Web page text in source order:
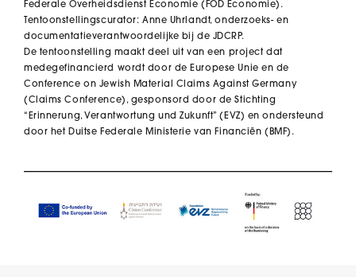
Federale Overheidsdienst Economie (FOD Economie).
Tentoonstellingscurator: Anne Uhrlandt, onderzoeks- en
documentatieverantwoordelijke bij de JDCRP.
De tentoonstelling maakt deel uit van een project dat
medegefinancierd wordt door de Europese Unie en de
Conference on Jewish Material Claims Against Germany
(Claims Conference), gesponsord door de Stichting
“Erinnerung, Verantwortung und Zukunft” (EVZ) en ondersteund
door het Duitse Federale Ministerie van Financiën (BMF).